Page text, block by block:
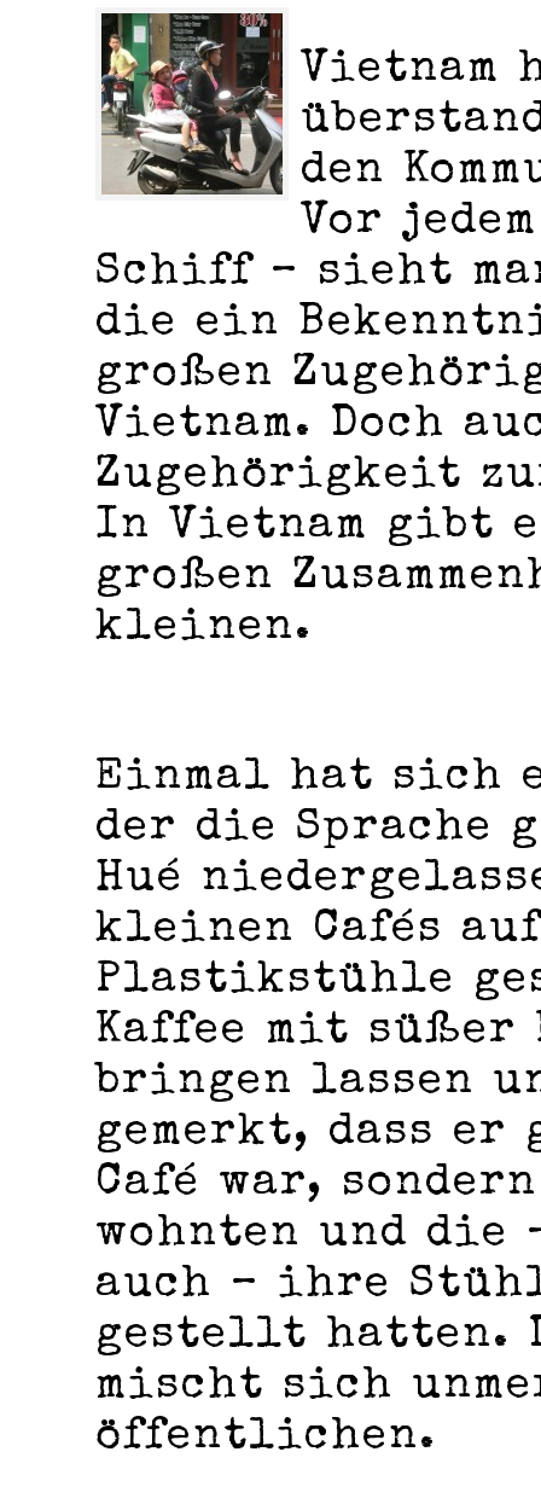
Vietnam
den
Vor
Schiff – sieht
die ein
großen
Vietnam. Doch
Zugehörigkeit
In Vietnam gibt
großen
kleinen.
Einmal hat sich
der die Sprache
Hué
kleinen Cafés
Plastikstühle
Kaffee mit süßer
bringen lassen
gemerkt, dass
Café war,
wohnten und die
auch – ihre
gestellt hatten.
mischt sich
öffentlichen.